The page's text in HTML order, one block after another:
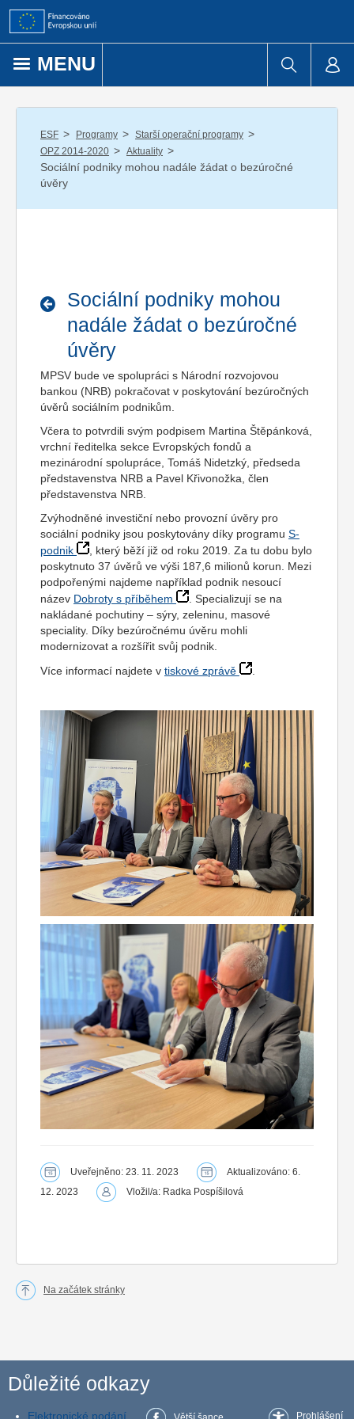
Přejít k obsahu
MENU
ESF / Programy / Starší operační programy /
OPZ 2014-2020 / Aktuality /
Sociální podniky mohou nadále žádat o bezúročné
úvěry
Sociální podniky mohou
nadále žádat o bezúročné
úvěry
MPSV bude ve spolupráci s Národní rozvojovou
bankou (NRB) pokračovat v poskytování bezúročných
úvěrů sociálním podnikům.
Včera to potvrdili svým podpisem Martina Štěpánková,
vrchní ředitelka sekce Evropských fondů a
mezinárodní spolupráce, Tomáš Nidetzký, předseda
představenstva NRB a Pavel Křivonožka, člen
představenstva NRB.
Zvýhodněné investiční nebo provozní úvěry pro
sociální podniky jsou poskytovány díky programu S-
podnik
, který běží již od roku 2019. Za tu dobu bylo
poskytnuto 37 úvěrů ve výši 187,6 milionů korun. Mezi
podpořenými najdeme například podnik nesoucí
název Dobroty s příběhem
. Specializují se na
nakládané pochutiny – sýry, zeleninu, masové
speciality. Díky bezúročnému úvěru mohli
modernizovat a rozšířit svůj podnik.
Více informací najdete v tiskové zprávě
Uveřejněno: 23. 11. 2023
Aktualizováno: 6.
12. 2023
Vložil/a: Radka Pospíšilová
Na začátek stránky
Důležité odkazy
Elektronické podání Prohlášení